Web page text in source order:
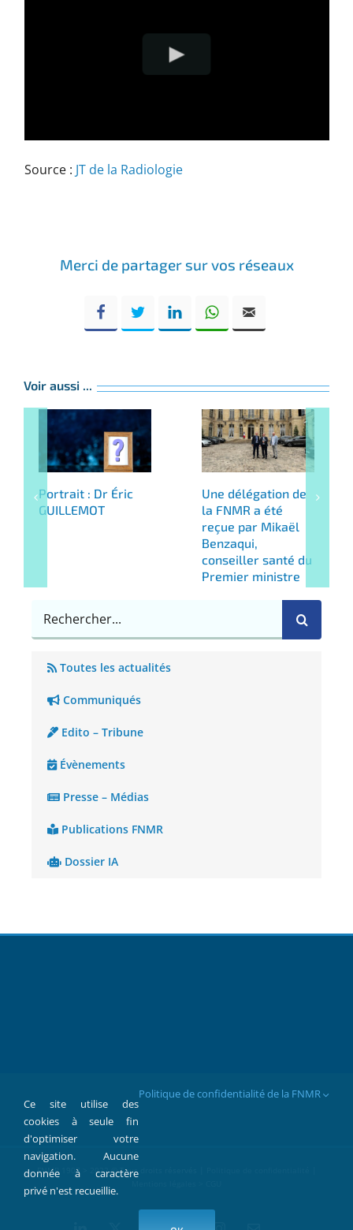
Source : JT de la Radiologie
Merci de partager sur vos réseaux
Voir aussi ...
Portrait : Dr Éric
GUILLEMOT
Une délégation de
la FNMR a été
reçue par Mikaël
Benzaqui,
conseiller santé du
Premier ministre
Rechercher
Toutes les actualités
Communiqués
Edito – Tribune
Évènements
Presse – Médias
Publications FNMR
Dossier IA
FNMR 1907 > 2022 © Tous droits réservés |
Ce site utilise des
cookies à seule fin
d'optimiser votre
navigation. Aucune
donnée à caractère
privé n'est recueillie.
Politique de confidentialité de la FNMR